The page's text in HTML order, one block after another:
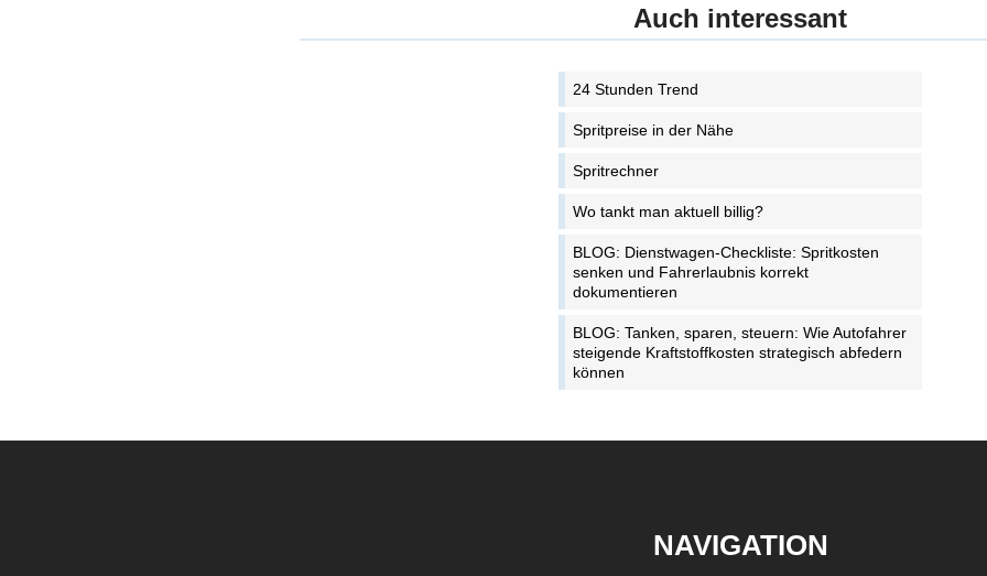
Auch interessant
24 Stunden Trend
Spritpreise in der Nähe
Spritrechner
Wo tankt man aktuell billig?
BLOG: Dienstwagen-Checkliste: Spritkosten
senken und Fahrerlaubnis korrekt
dokumentieren
BLOG: Tanken, sparen, steuern: Wie Autofahrer
steigende Kraftstoffkosten strategisch abfedern
können
NAVIGATION